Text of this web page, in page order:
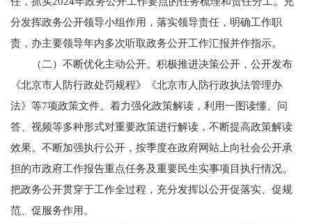
分发挥政务公开领导小组作用，落实领导责任，明确工作职
责，办主要领导年内多次听取政务公开工作汇报并作指示。
（二）不断优化主动公开。积极推进决策公开，公开发布
《北京市人防行政处罚规程》《北京市人防行政执法管理办
法》等7项政策文件。着力强化政策解读，利用一图读懂、问
答、视频等多种形式对重要政策进行解读，不断提高政策解读
效果。不断加强执行公开，按季度在政府网站上向社会公开承
担的市政府工作报告重点任务及重要民生实事项目执行情况。
把政务公开贯穿于工作全过程，充分发挥以公开促落实、促规
范、促服务作用。